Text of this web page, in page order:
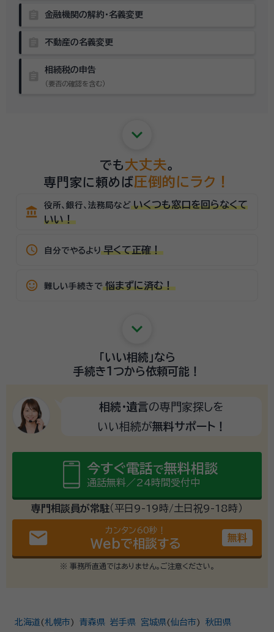
金融機関の解約・名義変更
不動産の名義変更
相続税の申告
（要否の確認を含む）
keyboard_arrow_down
でも 大丈夫。
専門家に頼めば圧倒的にラク！
account_balance 役所、銀行、法務局など いくつも窓口を回らなくて
いい！
schedule 自分でやるより 早くて正確！
sentiment_satisfied_alt 難しい手続きで 悩まずに済む！
keyboard_arrow_down
「いい相続」なら
手続き1つから依頼可能！
相続・遺言の専門家探しを
いい相続が無料サポート！
今すぐ電話で無料相談
通話無料／24時間受付中
専門相談員が常駐（平日9-19時/土日祝9-18時）
email カンタン60秒！
Webで相談する 無料
※ 事務所直通ではありません。ご注意ください。
北海道 (札幌市) 青森県 岩手県 宮城県(仙台市)
秋田県